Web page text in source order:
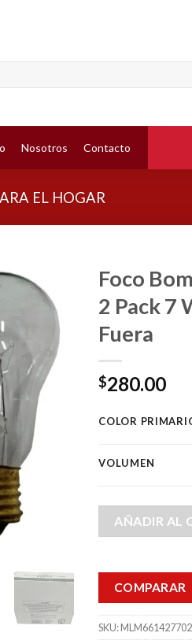
Nosotros Contacto
EL HOGAR
Añadir
lista de
deseos
Foco
2 Pack 7
Fuera
$280.00
COLOR
VOLUMEN
AÑADIR AL
COMPARAR
SKU:MLM661427702